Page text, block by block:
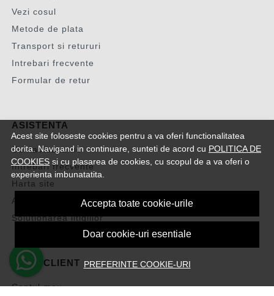
Acest site foloseste cookies pentru a va oferi functionalitatea
dorita. Navigand in continuare, sunteti de acord cu POLITICA DE
COOKIES si cu plasarea de cookies, cu scopul de a va oferi o
experienta imbunatatita.
Accepta toate cookie-urile
Doar cookie-uri esentiale
PREFERINTE COOKIE-URI
Vezi cosul
Metode de plata
Transport si retururi
Intrebari frecvente
Formular de retur
ASISTENTA
Contacteaza-ne
Intrebari frecvente
Harta site
ANPC
Solutionarea litigiilor
CONT CLIENT
Contul meu